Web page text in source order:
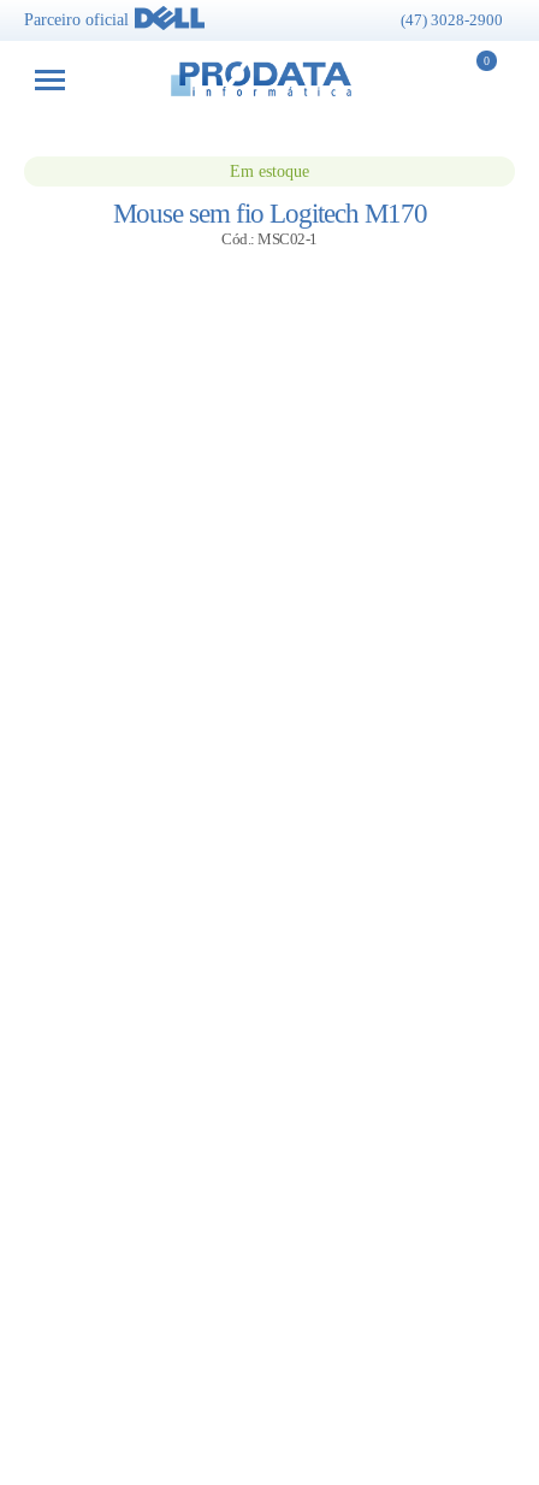
Parceiro oficial (47) 3028-2900
0
Em estoque
Mouse sem fio Logitech M170
Cód.: MSC02-1